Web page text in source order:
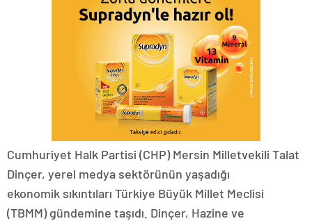
Cumhuriyet Halk Partisi (CHP) Mersin Milletvekili Talat
Dinçer, yerel medya sektörünün yaşadığı
ekonomik sıkıntıları Türkiye Büyük Millet Meclisi
(TBMM) gündemine taşıdı. Dinçer, Hazine ve